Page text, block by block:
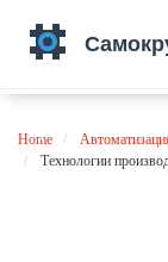
Home
Технологии